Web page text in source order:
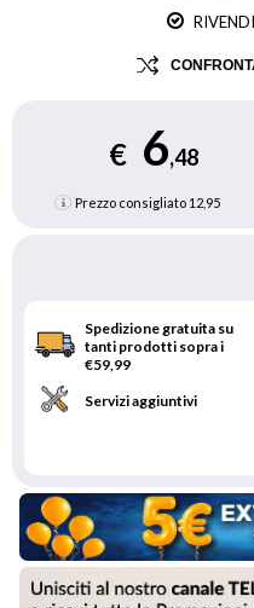
€ 6,48
Prezzo consigliato 12,95
Spedizione gratuita su
tanti prodotti sopra i
€59,99
Servizi aggiuntivi